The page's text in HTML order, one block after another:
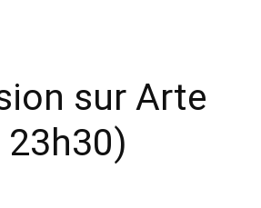
sur Arte
23h30)